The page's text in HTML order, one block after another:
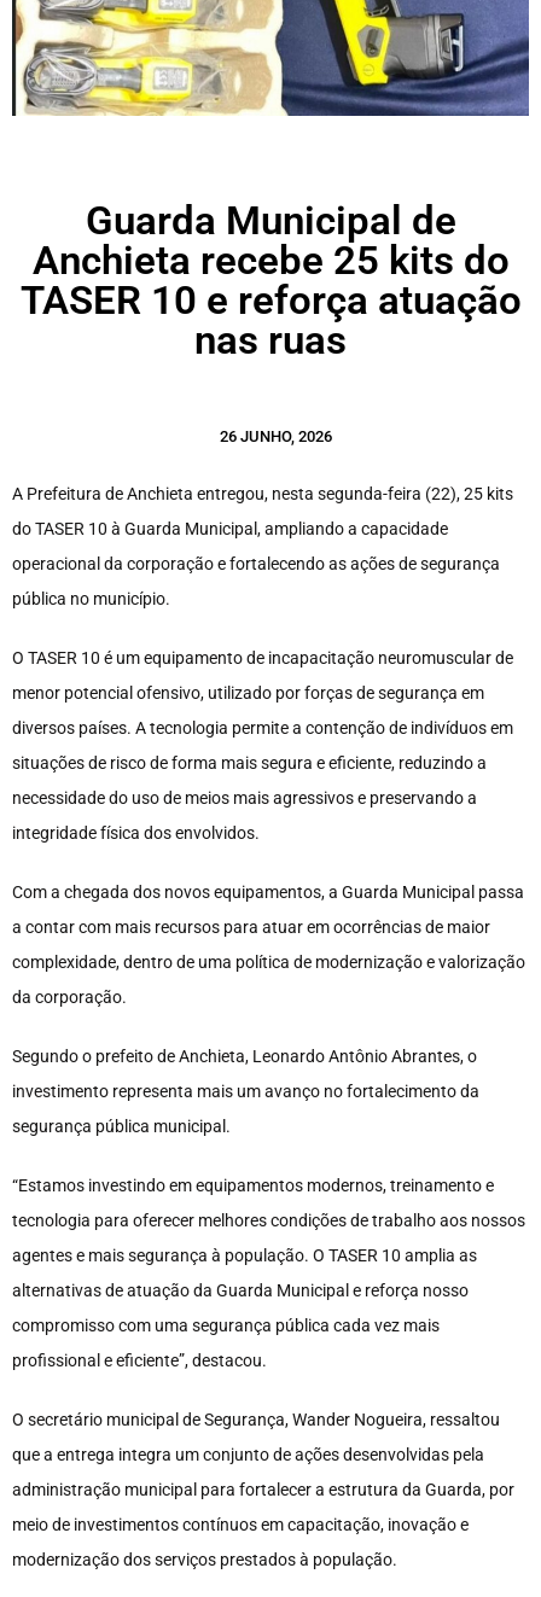
Guarda Municipal de
Anchieta recebe 25 kits do
TASER 10 e reforça atuação
nas ruas
26 JUNHO, 2026
A Prefeitura de Anchieta entregou, nesta segunda-feira (22), 25 kits
do TASER 10 à Guarda Municipal, ampliando a capacidade
operacional da corporação e fortalecendo as ações de segurança
pública no município.
O TASER 10 é um equipamento de incapacitação neuromuscular de
menor potencial ofensivo, utilizado por forças de segurança em
diversos países. A tecnologia permite a contenção de indivíduos em
situações de risco de forma mais segura e eficiente, reduzindo a
necessidade do uso de meios mais agressivos e preservando a
integridade física dos envolvidos.
Com a chegada dos novos equipamentos, a Guarda Municipal passa
a contar com mais recursos para atuar em ocorrências de maior
complexidade, dentro de uma política de modernização e valorização
da corporação.
Segundo o prefeito de Anchieta, Leonardo Antônio Abrantes, o
investimento representa mais um avanço no fortalecimento da
segurança pública municipal.
“Estamos investindo em equipamentos modernos, treinamento e
tecnologia para oferecer melhores condições de trabalho aos nossos
agentes e mais segurança à população. O TASER 10 amplia as
alternativas de atuação da Guarda Municipal e reforça nosso
compromisso com uma segurança pública cada vez mais
profissional e eficiente”, destacou.
O secretário municipal de Segurança, Wander Nogueira, ressaltou
que a entrega integra um conjunto de ações desenvolvidas pela
administração municipal para fortalecer a estrutura da Guarda, por
meio de investimentos contínuos em capacitação, inovação e
modernização dos serviços prestados à população.